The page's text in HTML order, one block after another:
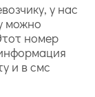
у нас
можно
номер
и в смс